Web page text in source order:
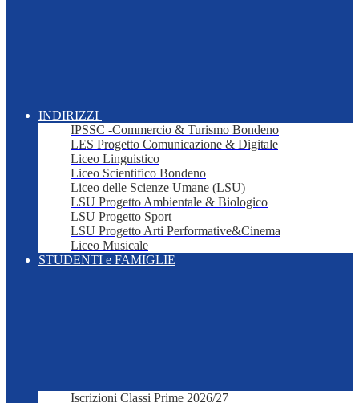
INDIRIZZI
IPSSC -Commercio & Turismo Bondeno
LES Progetto Comunicazione & Digitale
Liceo Linguistico
Liceo Scientifico Bondeno
Liceo delle Scienze Umane (LSU)
LSU Progetto Ambientale & Biologico
LSU Progetto Sport
LSU Progetto Arti Performative&Cinema
Liceo Musicale
STUDENTI e FAMIGLIE
Iscrizioni Classi Prime 2026/27